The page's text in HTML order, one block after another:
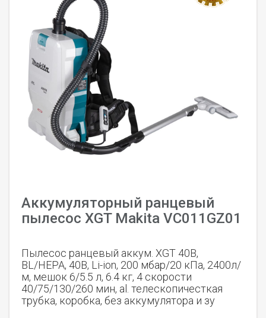
Аккумуляторный ранцевый
пылесос XGT Makita VC011GZ01
Пылесос ранцевый аккум. XGT 40В,
BL/HEPA, 40В, Li-ion, 200 мбар/20 кПа, 2400л/
м, мешок 6/5.5 л, 6.4 кг, 4 скорости
40/75/130/260 мин, al. телескопичесткая
трубка, коробка, без аккумулятора и зу